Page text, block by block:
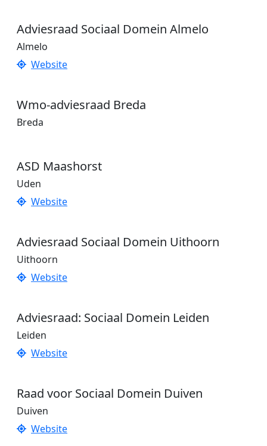
Adviesraad Sociaal Domein Almelo
Almelo
Website
Wmo-adviesraad Breda
Breda
ASD Maashorst
Uden
Website
Adviesraad Sociaal Domein Uithoorn
Uithoorn
Website
Adviesraad: Sociaal Domein Leiden
Leiden
Website
Raad voor Sociaal Domein Duiven
Duiven
Website